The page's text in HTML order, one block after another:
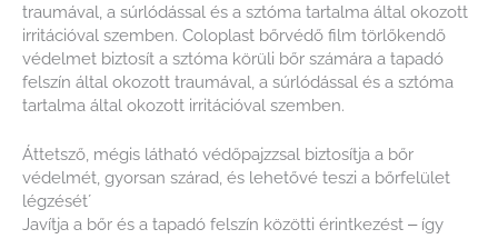
traumával, a súrlódással és a sztóma tartalma által okozott
irritációval szemben. Coloplast bőrvédő film törlőkendő
védelmet biztosít a sztóma körüli bőr számára a tapadó
felszín által okozott traumával, a súrlódással és a sztóma
tartalma által okozott irritációval szemben.
Áttetsző, mégis látható védőpajzzsal biztosítja a bőr
védelmét, gyorsan szárad, és lehetővé teszi a bőrfelület
légzését´
Javítja a bőr és a tapadó felszín közötti érintkezést ‒ így